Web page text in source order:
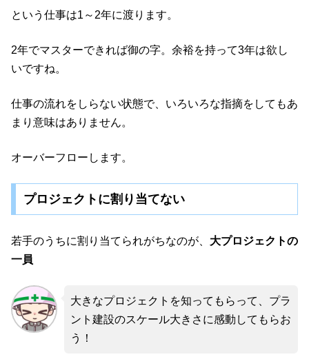
という仕事は1～2年に渡ります。
2年でマスターできれば御の字。余裕を持って3年は欲し
いですね。
仕事の流れをしらない状態で、いろいろな指摘をしてもあ
まり意味はありません。
オーバーフローします。
プロジェクトに割り当てない
若手のうちに割り当てられがちなのが、 大プロジェクトの
一員
大きなプロジェクトを知ってもらって、プラ
ント建設のスケール大きさに感動してもらお
う！